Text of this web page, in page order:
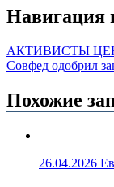
Навигация
АКТИВИСТЫ
Совфед одобрил
Похожие
26.04.2026